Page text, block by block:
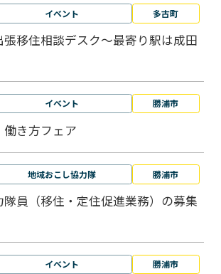
イベント 多古町
張移住相談デスク～最寄り駅は成田
イベント 勝浦市
き方フェア
地域おこし協力隊 勝浦市
員（移住・定住促進業務）の募集
イベント
勝浦市